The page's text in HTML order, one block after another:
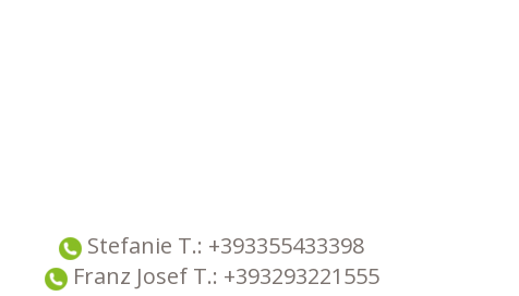
Stefanie T.: +393355433398
Franz Josef T.: +393293221555